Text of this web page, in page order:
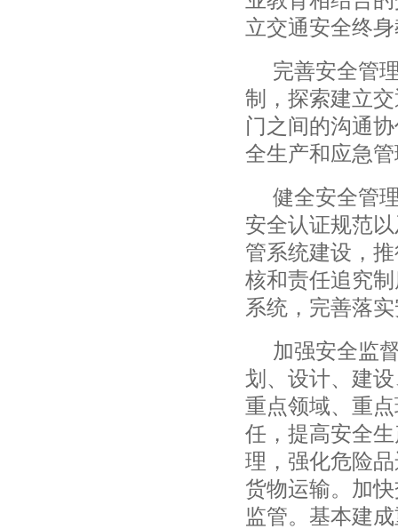
立交通安全终
完善安全管
制，探索建立
门之间的沟通
全生产和应急
健全安全管
安全认证规范
管系统建设，
核和责任追究
系统，完善落
加强安全监
划、设计、建
重点领域、重
任，提高安全
理，强化危险
货物运输。加
监管。基本建